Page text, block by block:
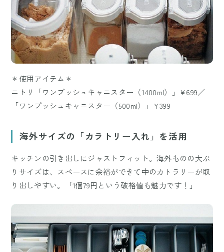
＊使用アイテム＊
ニトリ「ワンプッシュキャニスター（1400ml）」¥699／
「ワンプッシュキャニスター（500ml）」¥399
海外サイズの「カラトリー入れ」を活用
キッチンの引き出しにジャストフィット。海外ものの大ぶ
りサイズは、スペースに余裕ができて中のカトラリーが取
り出しやすい。「1個79円という破格値も魅力です！」